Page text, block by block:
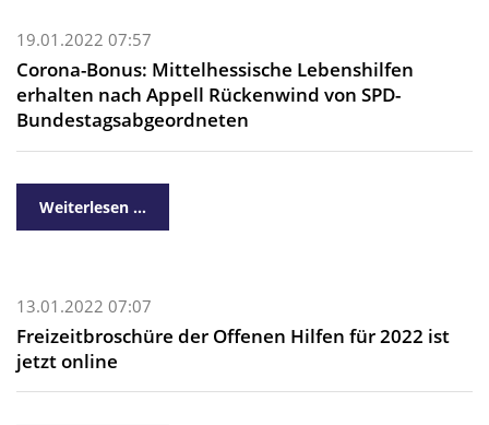
19.01.2022 07:57
Corona-Bonus: Mittelhessische Lebenshilfen
erhalten nach Appell Rückenwind von SPD-
Bundestagsabgeordneten
Weiterlesen …
13.01.2022 07:07
Freizeitbroschüre der Offenen Hilfen für 2022 ist
jetzt online